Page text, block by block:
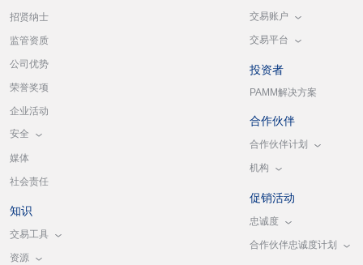
招贤纳士
监管资质
公司优势
荣誉奖项
企业活动
安全
媒体
社会责任
知识
交易工具
资源
交易账户
交易平台
投资者
PAMM解决方案
合作伙伴
合作伙伴计划
机构
促销活动
忠诚度
合作伙伴忠诚度计划